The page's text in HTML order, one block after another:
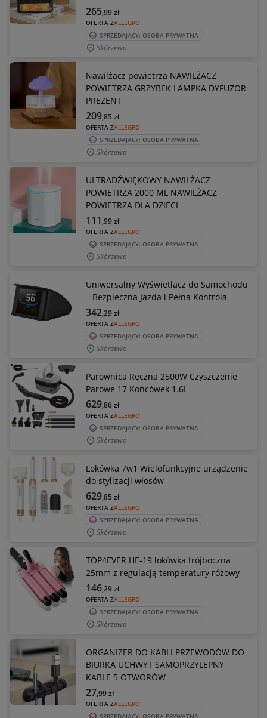
OFERTA ZALLEGRO
265,99zł
SPRZEDAJĄCY: OSOBA PRYWATNA
Skórzewo
Nawilżacz powietrza NAWILŻACZ
POWIETRZA GRZYBEK LAMPKA DYFUZOR
PREZENT
OFERTA ZALLEGRO
209,85 zł
SPRZEDAJĄCY: OSOBA PRYWATNA
Skórzewo
ULTRADŹWIĘKOWY NAWILŻACZ
POWIETRZA 2000 ML NAWILŻACZ
POWIETRZA DLA DZIECI
OFERTA ZALLEGRO
111 ,99zł
SPRZEDAJĄCY: OSOBA PRYWATNA
Skórzewo
Uniwersalny Wyświetlacz do Samochodu
– Bezpieczna Jazda i Pełna Kontrola
OFERTA ZALLEGRO
342,29zł
SPRZEDAJĄCY: OSOBA PRYWATNA
Skórzewo
Parownica Ręczna 2500W Czyszczenie
Parowe 17 Końcówek 1.6L
OFERTA ZALLEGRO
629,86zł
SPRZEDAJĄCY: OSOBA PRYWATNA
Skórzewo
Lokówka 7w1 Wielofunkcyjne urządzenie
do stylizacji włosów
OFERTA ZALLEGRO
629,85 zł
SPRZEDAJĄCY: OSOBA PRYWATNA
Skórzewo
TOP4EVER HE-19 lokówka trójboczna
25mm z regulacją temperatury różowy
OFERTA ZALLEGRO
146,29zł
SPRZEDAJĄCY: OSOBA PRYWATNA
Skórzewo
ORGANIZER DO KABLI PRZEWODÓW DO
BIURKA UCHWYT SAMOPRZYLEPNY
KABLE 5 OTWORÓW
OFERTA ZALLEGRO
27,99zł
SPRZEDAJĄCY: OSOBA PRYWATNA